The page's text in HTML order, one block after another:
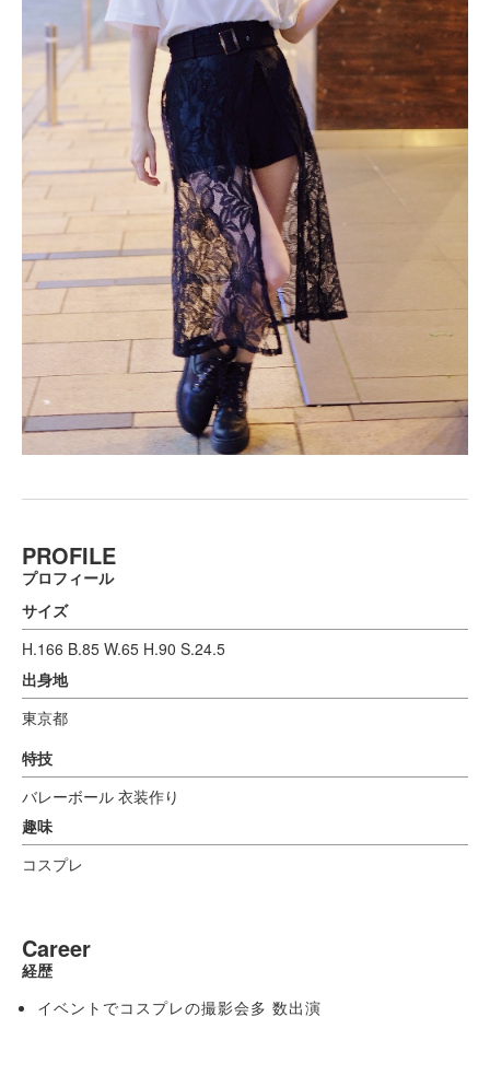
PROFILE
プロフィール
サイズ
H.166 B.85 W.65 H.90 S.24.5
出身地
東京都
特技
バレーボール 衣装作り
趣味
コスプレ
Career
経歴
イベントでコスプレの撮影会多 数出演